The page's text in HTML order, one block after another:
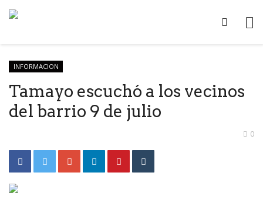
INFORMACION
Tamayo escuchó a los vecinos
del barrio 9 de julio
0